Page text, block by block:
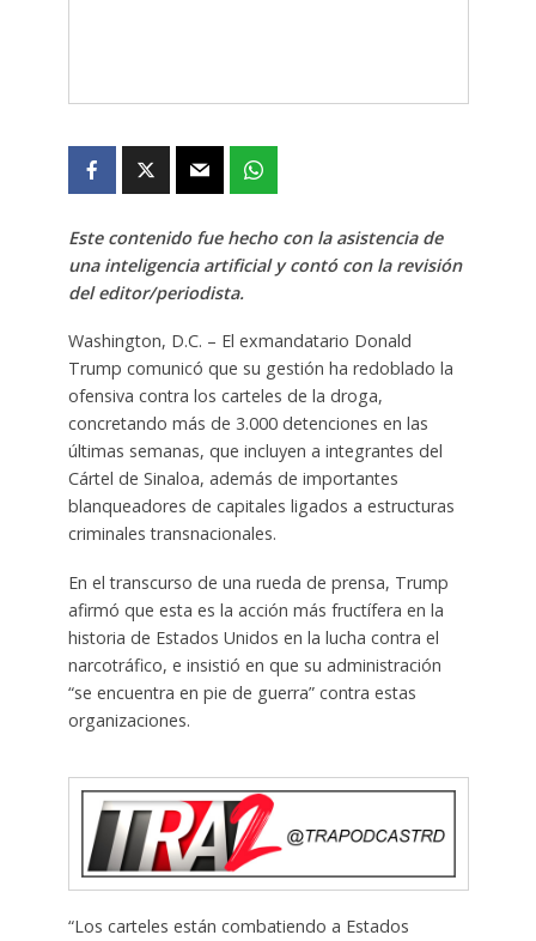
Este contenido fue hecho con la asistencia de
una inteligencia artificial y contó con la revisión
del editor/periodista.
Washington, D.C. – El exmandatario Donald
Trump comunicó que su gestión ha redoblado la
ofensiva contra los carteles de la droga,
concretando más de 3.000 detenciones en las
últimas semanas, que incluyen a integrantes del
Cártel de Sinaloa, además de importantes
blanqueadores de capitales ligados a estructuras
criminales transnacionales.
En el transcurso de una rueda de prensa, Trump
afirmó que esta es la acción más fructífera en la
historia de Estados Unidos en la lucha contra el
narcotráfico, e insistió en que su administración
“se encuentra en pie de guerra” contra estas
organizaciones.
“Los carteles están combatiendo a Estados